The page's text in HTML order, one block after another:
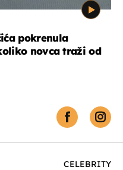
pokrenula
novca traži od
CELEBRITY